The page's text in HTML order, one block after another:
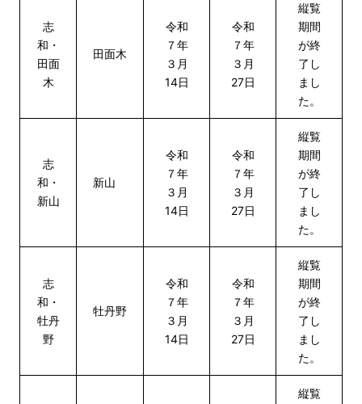
志
和・
田面
木
田面木
令和
７年
３月
14日
令和
７年
３月
27日
縦覧
期間
が終
了し
まし
た。
志
和・
新山
新山
令和
７年
３月
14日
令和
７年
３月
27日
縦覧
期間
が終
了し
まし
た。
志
和・
牡丹
野
牡丹野
令和
７年
３月
14日
令和
７年
３月
27日
縦覧
期間
が終
了し
まし
た。
縦覧